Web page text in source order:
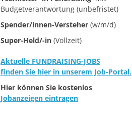
Budgetverantwortung (unbefristet)
Spender/innen-Versteher (w/m/d)
Super-Held/-in (Vollzeit)
Aktuelle FUNDRAISING-JOBS
finden Sie hier in unserem Job-Portal.
Hier können Sie kostenlos
Jobanzeigen eintragen